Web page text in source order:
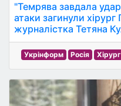
"Темрява завдала удар
атаки загинули хірург
журналістка Тетяна
Укрінформ Росія